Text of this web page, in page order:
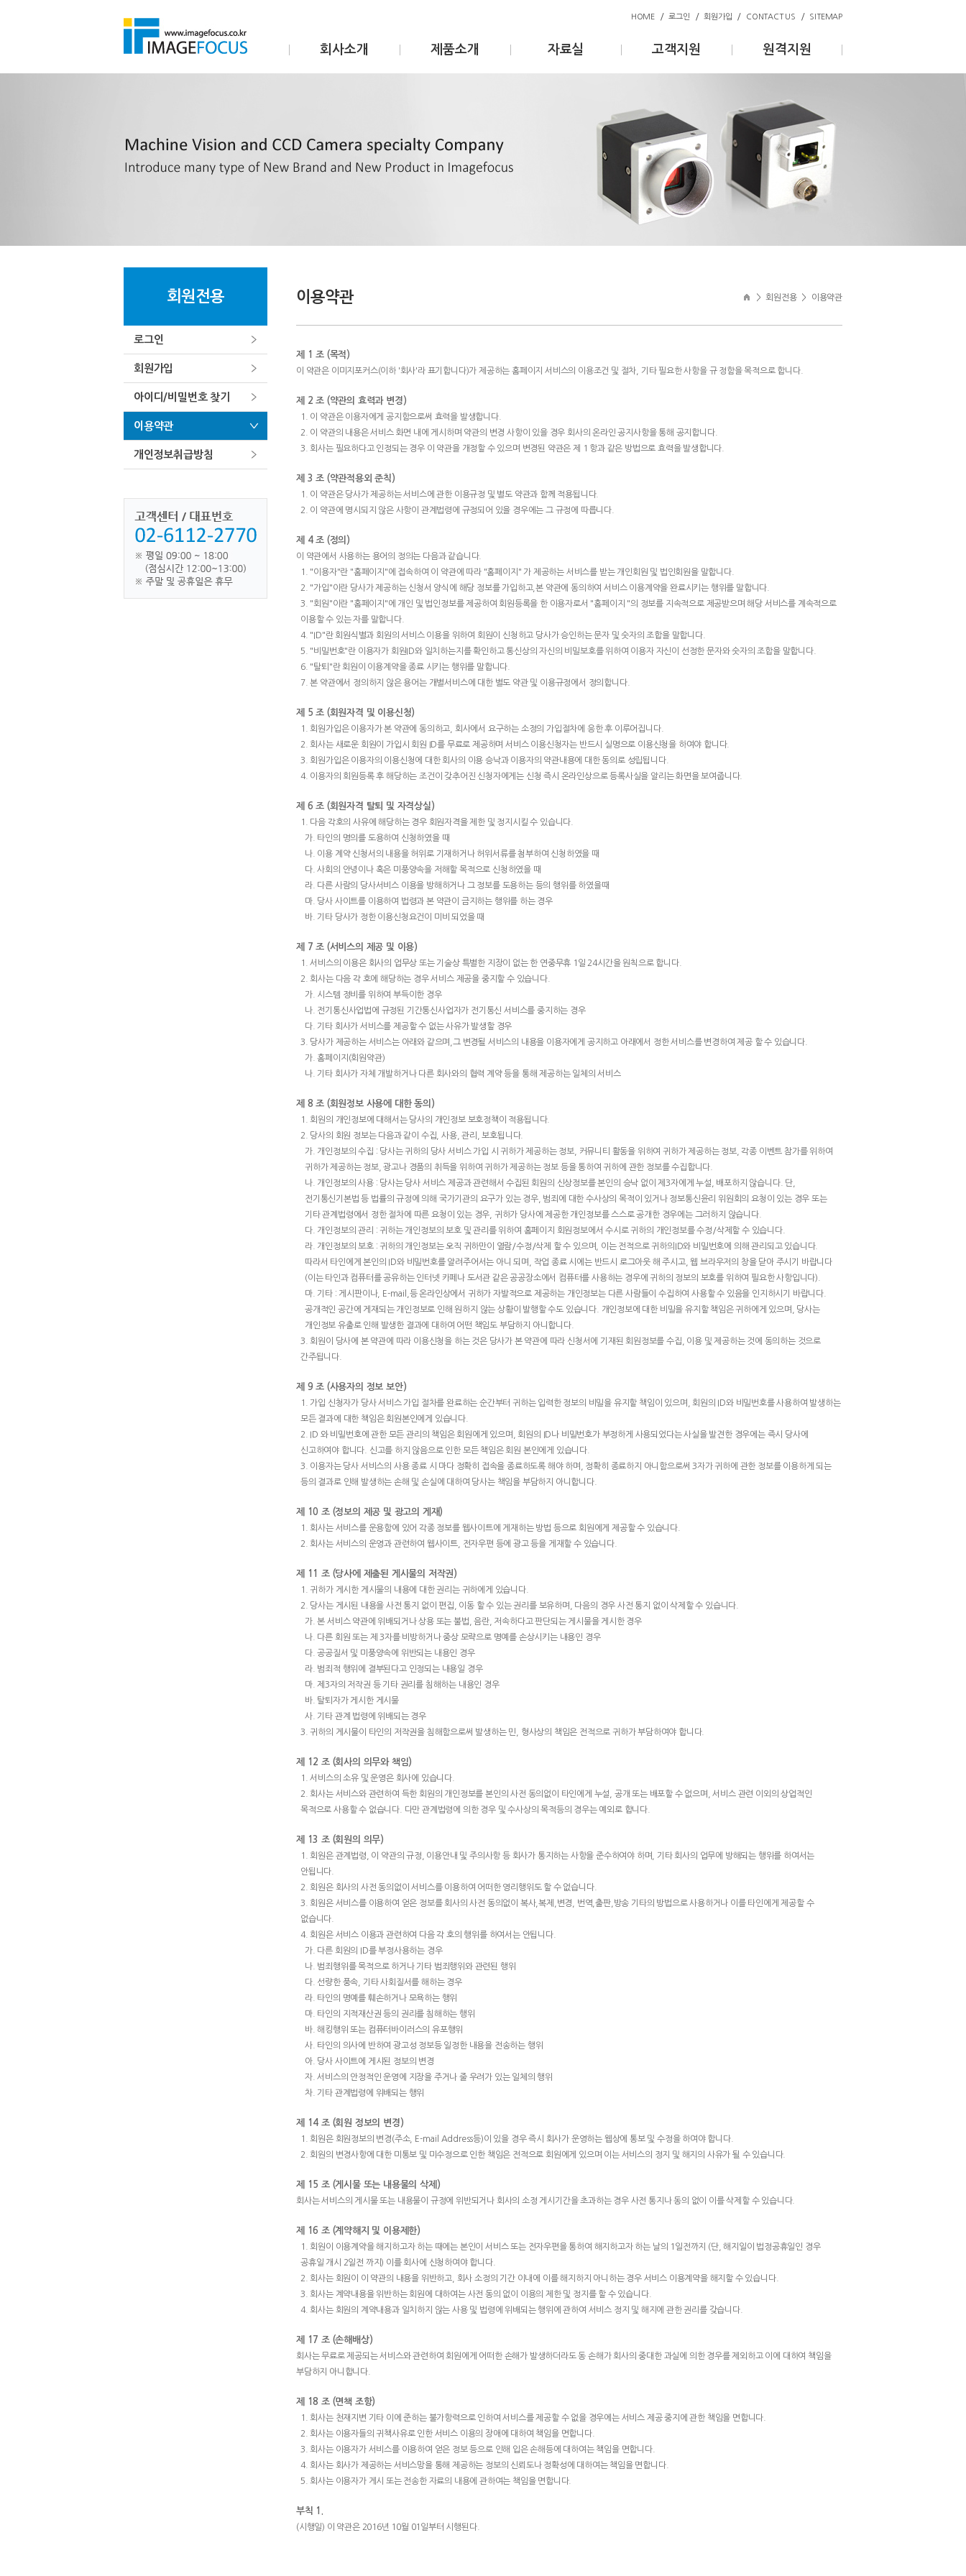
HOME / 로그인 / 회원가입 / CONTACT US / SITEMAP
회사소개 제품소개 자료실 고객지원 원격지원
회원전용
로그인
회원가입
아이디/비밀번호 찾기
이용약관
개인정보취급방침
이용약관 > 회원전용 > 이용약관
제 1 조 (목적)
이 약관은 이미지포커스(이하 '회사'라 표기합니다)가 제공하는 홈페이지 서비스의 이용조건 및 절차, 기타 필요한 사항을 규 정함을 목적으로 합니다.
제 2 조 (약관의 효력과 변경)
1. 이 약관은 이용자에게 공지함으로써 효력을 발생합니다.
2. 이 약관의 내용은 서비스 화면 내에 게시하며 약관의 변경 사항이 있을 경우 회사의 온라인 공지사항을 통해 공지합니다.
3. 회사는 필요하다고 인정되는 경우 이 약관을 개정할 수 있으며 변경된 약관은 제 1 항과 같은 방법으로 효력을 발생합니다.
제 3 조 (약관적용외 준칙)
1. 이 약관은 당사가 제공하는 서비스에 관한 이용규정 및 별도 약관과 함께 적용됩니다.
2. 이 약관에 명시되지 않은 사항이 관계법령에 규정되어 있을 경우에는 그 규정에 따릅니다.
제 4 조 (정의)
이 약관에서 사용하는 용어의 정의는 다음과 같습니다.
1. "이용자"란 "홈페이지"에 접속하여 이 약관에 따라 "홈페이지" 가 제공하는 서비스를 받는 개인회원 및 법인회원을 말합니다.
2. "가입"이란 당사가 제공하는 신청서 양식에 해당 정보를 가입하고,본 약관에 동의하여 서비스 이용계약을 완료시키는 행위를 말합니다.
3. "회원"이란 "홈페이지"에 개인 및 법인정보를 제공하여 회원등록을 한 이용자로서 "홈페이지 "의 정보를 지속적으로 제공받으며 해당 서비스를 계속적으로
이용할 수 있는 자를 말합니다.
4. "ID"란 회원식별과 회원의 서비스 이용을 위하여 회원이 신청하고 당사가 승인하는 문자 및 숫자의 조합을 말합니다.
5. "비밀번호"란 이용자가 회원ID와 일치하는지를 확인하고 통신상의 자신의 비밀보호를 위하여 이용자 자신이 선정한 문자와 숫자의 조합을 말합니다.
6. "탈퇴"란 회원이 이용계약을 종료 시키는 행위를 말합니다.
7. 본 약관에서 정의하지 않은 용어는 개별서비스에 대한 별도 약관 및 이용규정에서 정의합니다.
제 5 조 (회원자격 및 이용신청)
1. 회원가입은 이용자가 본 약관에 동의하고, 회사에서 요구하는 소정의 가입절차에 응한 후 이루어집니다.
2. 회사는 새로운 회원이 가입시 회원 ID를 무료로 제공하며 서비스 이용신청자는 반드시 실명으로 이용신청을 하여야 합니다.
3. 회원가입은 이용자의 이용신청에 대한 회사의 이용 승낙과 이용자의 약관내용에 대한 동의로 성립됩니다.
4. 이용자의 회원등록 후 해당하는 조건이 갖추어진 신청자에게는 신청 즉시 온라인상으로 등록사실을 알리는 화면을 보여줍니다.
제 6 조 (회원자격 탈퇴 및 자격상실)
1. 다음 각호의 사유에 해당하는 경우 회원자격을 제한 및 정지시킬 수 있습니다.
가. 타인의 명의를 도용하여 신청하였을 때
나. 이용 계약 신청서의 내용을 허위로 기재하거나 허위서류를 첨부하여 신청하였을 때
다. 사회의 안녕이나 혹은 미풍양속을 저해할 목적으로 신청하였을 때
라. 다른 사람의 당사서비스 이용을 방해하거나 그 정보를 도용하는 등의 행위를 하였을때
마. 당사 사이트를 이용하여 법령과 본 약관이 금지하는 행위를 하는 경우
바. 기타 당사가 정한 이용신청요건이 미비 되었을 때
제 7 조 (서비스의 제공 및 이용)
1. 서비스의 이용은 회사의 업무상 또는 기술상 특별한 지장이 없는 한 연중무휴 1일 24시간을 원칙으로 합니다.
2. 회사는 다음 각 호에 해당하는 경우 서비스 제공을 중지할 수 있습니다.
가. 시스템 정비를 위하여 부득이한 경우
나. 전기통신사업법에 규정된 기간통신사업자가 전기통신 서비스를 중지하는 경우
다. 기타 회사가 서비스를 제공할 수 없는 사유가 발생할 경우
3. 당사가 제공하는 서비스는 아래와 같으며,그 변경될 서비스의 내용을 이용자에게 공지하고 아래에서 정한 서비스를 변경하여 제공 할 수 있습니다.
가. 홈페이지(회원약관)
나. 기타 회사가 자체 개발하거나 다른 회사와의 협력 계약 등을 통해 제공하는 일체의 서비스
제 8 조 (회원정보 사용에 대한 동의)
1. 회원의 개인정보에 대해서는 당사의 개인정보 보호정책이 적용됩니다.
2. 당사의 회원 정보는 다음과 같이 수집, 사용, 관리, 보호됩니다.
가. 개인정보의 수집 : 당사는 귀하의 당사 서비스 가입 시 귀하가 제공하는 정보, 커뮤니티 활동을 위하여 귀하가 제공하는 정보, 각종 이벤트 참가를 위하여
귀하가 제공하는 정보, 광고나 경품의 취득을 위하여 귀하가 제공하는 정보 등을 통하여 귀하에 관한 정보를 수집합니다.
나. 개인정보의 사용 : 당사는 당사 서비스 제공과 관련해서 수집된 회원의 신상정보를 본인의 승낙 없이 제3자에게 누설, 배포하지 않습니다. 단,
전기통신기본법 등 법률의 규정에 의해 국가기관의 요구가 있는 경우, 범죄에 대한 수사상의 목적이 있거나 정보통신윤리 위원회의 요청이 있는 경우 또는
기타 관계법령에서 정한 절차에 따른 요청이 있는 경우, 귀하가 당사에 제공한 개인정보를 스스로 공개한 경우에는 그러하지 않습니다.
다. 개인정보의 관리 : 귀하는 개인정보의 보호 및 관리를 위하여 홈페이지 회원정보에서 수시로 귀하의 개인정보를 수정/삭제할 수 있습니다.
라. 개인정보의 보호 : 귀하의 개인정보는 오직 귀하만이 열람/수정/삭제 할 수 있으며, 이는 전적으로 귀하의ID와 비밀번호에 의해 관리되고 있습니다.
따라서 타인에게 본인의 ID와 비밀번호를 알려주어서는 아니 되며, 작업 종료 시에는 반드시 로그아웃 해 주시고, 웹 브라우저의 창을 닫아 주시기 바랍니다
(이는 타인과 컴퓨터를 공유하는 인터넷 카페나 도서관 같은 공공장소에서 컴퓨터를 사용하는 경우에 귀하의 정보의 보호를 위하여 필요한 사항입니다).
마. 기타 : 게시판이나, E-mail,등 온라인상에서 귀하가 자발적으로 제공하는 개인정보는 다른 사람들이 수집하여 사용할 수 있음을 인지하시기 바랍니다.
공개적인 공간에 게재되는 개인정보로 인해 원하지 않는 상황이 발행할 수도 있습니다. 개인정보에 대한 비밀을 유지할 책임은 귀하에게 있으며, 당사는
개인정보 유출로 인해 발생한 결과에 대하여 어떤 책임도 부담하지 아니합니다.
3. 회원이 당사에 본 약관에 따라 이용신청을 하는 것은 당사가 본 약관에 따라 신청서에 기재된 회원정보를 수집, 이용 및 제공하는 것에 동의하는 것으로
간주됩니다.
제 9 조 (사용자의 정보 보안)
1. 가입 신청자가 당사 서비스 가입 절차를 완료하는 순간부터 귀하는 입력한 정보의 비밀을 유지할 책임이 있으며, 회원의 ID와 비밀번호를 사용하여 발생하는
모든 결과에 대한 책임은 회원본인에게 있습니다.
2. ID 와 비밀번호에 관한 모든 관리의 책임은 회원에게 있으며, 회원의 ID나 비밀번호가 부정하게 사용되었다는 사실을 발견한 경우에는 즉시 당사에
신고하여야 합니다. 신고를 하지 않음으로 인한 모든 책임은 회원 본인에게 있습니다.
3. 이용자는 당사 서비스의 사용 종료 시 마다 정확히 접속을 종료하도록 해야 하며, 정확히 종료하지 아니함으로써 3자가 귀하에 관한 정보를 이용하게 되는
등의 결과로 인해 발생하는 손해 및 손실에 대하여 당사는 책임을 부담하지 아니합니다.
제 10 조 (정보의 제공 및 광고의 게재)
1. 회사는 서비스를 운용함에 있어 각종 정보를 웹사이트에 게재하는 방법 등으로 회원에게 제공할 수 있습니다.
2. 회사는 서비스의 운영과 관련하여 웹사이트, 전자우편 등에 광고 등을 게재할 수 있습니다.
제 11 조 (당사에 제출된 게시물의 저작권)
1. 귀하가 게시한 게시물의 내용에 대한 권리는 귀하에게 있습니다.
2. 당사는 게시된 내용을 사전 통지 없이 편집, 이동 할 수 있는 권리를 보유하며, 다음의 경우 사전 통지 없이 삭제할 수 있습니다.
가. 본 서비스 약관에 위배되거나 상용 또는 불법, 음란, 저속하다고 판단되는 게시물을 게시한 경우
나. 다른 회원 또는 제 3자를 비방하거나 중상 모략으로 명예를 손상시키는 내용인 경우
다. 공공질서 및 미풍양속에 위반되는 내용인 경우
라. 범죄적 행위에 결부된다고 인정되는 내용일 경우
마. 제3자의 저작권 등 기타 권리를 침해하는 내용인 경우
바. 탈퇴자가 게시한 게시물
사. 기타 관계 법령에 위배되는 경우
3. 귀하의 게시물이 타인의 저작권을 침해함으로써 발생하는 민, 형사상의 책임은 전적으로 귀하가 부담하여야 합니다.
제 12 조 (회사의 의무와 책임)
1. 서비스의 소유 및 운영은 회사에 있습니다.
2. 회사는 서비스와 관련하여 득한 회원의 개인정보를 본인의 사전 동의없이 타인에게 누설, 공개 또는 배포할 수 없으며, 서비스 관련 이외의 상업적인
목적으로 사용할 수 없습니다. 다만 관계법령에 의한 경우 및 수사상의 목적등의 경우는 예외로 합니다.
제 13 조 (회원의 의무)
1. 회원은 관계법령, 이 약관의 규정, 이용안내 및 주의사항 등 회사가 통지하는 사항을 준수하여야 하며, 기타 회사의 업무에 방해되는 행위를 하여서는
안됩니다.
2. 회원은 회사의 사전 동의없이 서비스를 이용하여 어떠한 영리행위도 할 수 없습니다.
3. 회원은 서비스를 이용하여 얻은 정보를 회사의 사전 동의없이 복사,복제,변경, 번역,출판,방송 기타의 방법으로 사용하거나 이를 타인에게 제공할 수
없습니다.
4. 회원은 서비스 이용과 관련하여 다음 각 호의 행위를 하여서는 안됩니다.
가. 다른 회원의 ID를 부정사용하는 경우
나. 범죄행위를 목적으로 하거나 기타 범죄행위와 관련된 행위
다. 선량한 풍속, 기타 사회질서를 해하는 경우
라. 타인의 명예를 훼손하거나 모욕하는 행위
마. 타인의 지적재산권 등의 권리를 침해하는 행위
바. 해킹행위 또는 컴퓨터바이러스의 유포행위
사. 타인의 의사에 반하여 광고성 정보등 일정한 내용을 전송하는 행위
아. 당사 사이트에 게시된 정보의 변경
자. 서비스의 안정적인 운영에 지장을 주거나 줄 우려가 있는 일체의 행위
차. 기타 관계법령에 위배되는 행위
제 14 조 (회원 정보의 변경)
1. 회원은 회원정보의 변경(주소, E-mail Address등)이 있을 경우 즉시 회사가 운영하는 웹상에 통보 및 수정을 하여야 합니다.
2. 회원의 변경사항에 대한 미통보 및 미수정으로 인한 책임은 전적으로 회원에게 있으며 이는 서비스의 정지 및 해지의 사유가 될 수 있습니다.
제 15 조 (게시물 또는 내용물의 삭제)
회사는 서비스의 게시물 또는 내용물이 규정에 위반되거나 회사의 소정 게시기간을 초과하는 경우 사전 통지나 동의 없이 이를 삭제할 수 있습니다.
제 16 조 (계약해지 및 이용제한)
1. 회원이 이용계약을 해지하고자 하는 때에는 본인이 서비스 또는 전자우편을 통하여 해지하고자 하는 날의 1일전까지 (단, 해지일이 법정공휴일인 경우
공휴일 개시 2일전 까지) 이를 회사에 신청하여야 합니다.
2. 회사는 회원이 이 약관의 내용을 위반하고, 회사 소정의 기간 이내에 이를 해지하지 아니하는 경우 서비스 이용계약을 해지할 수 있습니다.
3. 회사는 계약내용을 위반하는 회원에 대하여는 사전 동의 없이 이용의 제한 및 정지를 할 수 있습니다.
4. 회사는 회원의 계약내용과 일치하지 않는 사용 및 법령에 위배되는 행위에 관하여 서비스 정지 및 해지에 관한 권리를 갖습니다.
제 17 조 (손해배상)
회사는 무료로 제공되는 서비스와 관련하여 회원에게 어떠한 손해가 발생하더라도 동 손해가 회사의 중대한 과실에 의한 경우를 제외하고 이에 대하여 책임을
부담하지 아니합니다.
제 18 조 (면책 조항)
1. 회사는 천재지변 기타 이에 준하는 불가항력으로 인하여 서비스를 제공할 수 없을 경우에는 서비스 제공 중지에 관한 책임을 면합니다.
2. 회사는 이용자들의 귀책사유로 인한 서비스 이용의 장애에 대하여 책임을 면합니다.
3. 회사는 이용자가 서비스를 이용하여 얻은 정보 등으로 인해 입은 손해등에 대하여는 책임을 면합니다.
4. 회사는 회사가 제공하는 서비스망을 통해 제공하는 정보의 신뢰도나 정확성에 대하여는 책임을 면합니다.
5. 회사는 이용자가 게시 또는 전송한 자료의 내용에 관하여는 책임을 면합니다.
부칙 1.
(시행일) 이 약관은 2016년 10월 01일부터 시행된다.